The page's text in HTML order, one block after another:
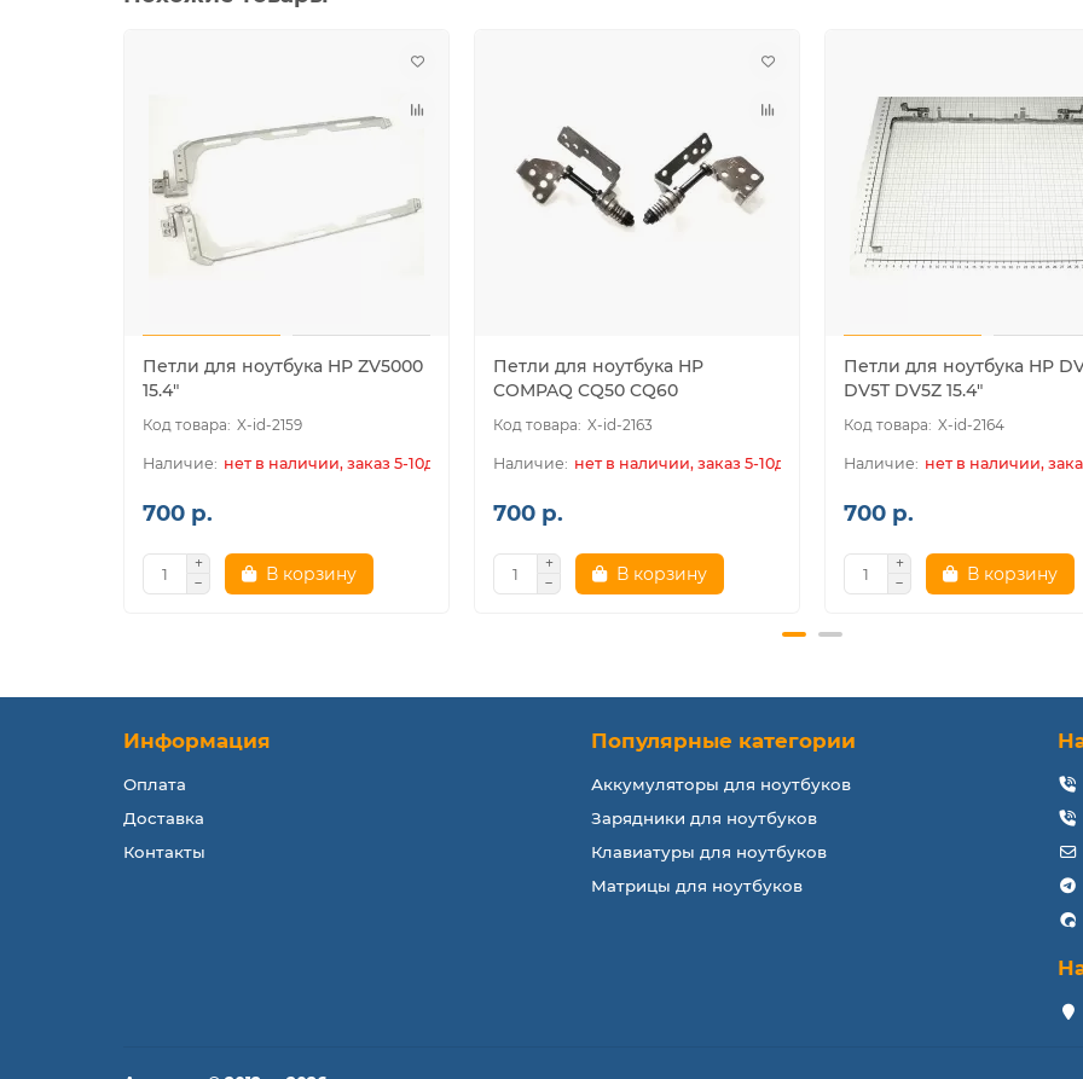
Петли для ноутбука HP ZV5000
15.4"
X-id-2159
нет в наличии, заказ 5-10дн.
700 р.
В корзину
Петли для ноутбука HP
COMPAQ CQ50 CQ60
X-id-2163
нет в наличии, заказ 5-10дн.
700 р.
В корзину
Петли для ноутбука HP
DV5T DV5Z 15.4"
X-id-2164
нет в наличии,
700 р.
В корзину
Информация
Оплата
Доставка
Контакты
Популярные категории
Аккумуляторы для ноутбуков
Зарядники для ноутбуков
Клавиатуры для ноутбуков
Матрицы для ноутбуков